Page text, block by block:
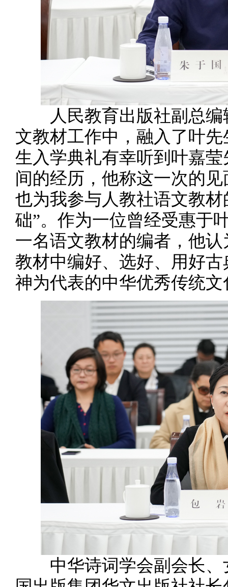
人民教育出版社副总编
文教材工作中，融入了叶
生入学典礼有幸听到叶嘉
间的经历，他称这一次的
也为我参与人教社语文教
础”。作为一位曾经受惠于
一名语文教材的编者，他
教材中编好、选好、用好
神为代表的中华优秀传统文
中华诗词学会副会长、